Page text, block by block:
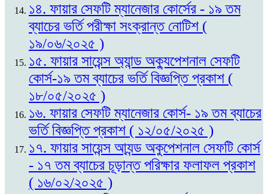
১৪. ফায়ার সেফটি ম্যানেজার কোর্সের - ১৯ তম
ব্যাচের ভর্তি পরীক্ষা সংক্রান্ত নোটিশ (
১৯/০৬/২০২৫ )
১৫. ফায়ার সায়েন্স অ্যান্ড অক্যুপেশনাল সেফটি
কোর্স-১৯ তম ব্যাচের ভর্তি বিজ্ঞপ্তি প্রকাশ (
১৮/০৫/২০২৫ )
১৬. ফায়ার সেফটি ম্যানেজার কোর্স- ১৯ তম ব্যাচের
ভর্তি বিজ্ঞপ্তি প্রকাশ ( ১২/০৫/২০২৫ )
১৭. ফায়ার সায়েন্স আ্যন্ড অকুপেশনাল সেফটি কোর্স
- ১৭ তম ব্যাচের চূড়ান্ত পরিক্ষার ফলাফল প্রকাশ
( ১৬/০২/২০২৫ )